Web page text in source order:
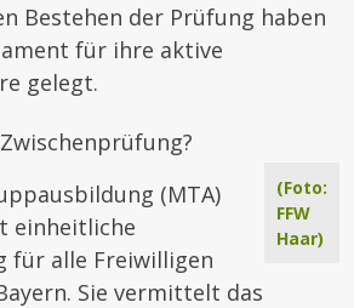
Bestehen der Prüfung haben
für ihre aktive
gelegt.
(Foto:
FFW
Haar)
(MTA)
einheitliche
für alle Freiwilligen
Sie vermittelt das